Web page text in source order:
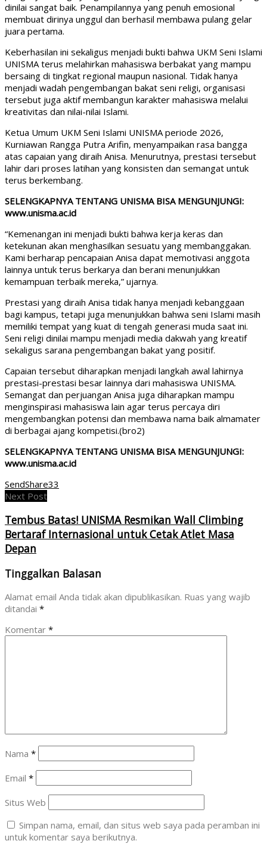
dinilai sangat baik. Penampilannya yang penuh emosional
membuat dirinya unggul dan berhasil membawa pulang gelar
juara pertama.
Keberhasilan ini sekaligus menjadi bukti bahwa UKM Seni Islami
UNISMA terus melahirkan mahasiswa berbakat yang mampu
bersaing di tingkat regional maupun nasional. Tidak hanya
menjadi wadah pengembangan bakat seni religi, organisasi
tersebut juga aktif membangun karakter mahasiswa melalui
kreativitas dan nilai-nilai Islami.
Ketua Umum UKM Seni Islami UNISMA periode 2026,
Kurniawan Rangga Putra Arifin, menyampaikan rasa bangga
atas capaian yang diraih Anisa. Menurutnya, prestasi tersebut
lahir dari proses latihan yang konsisten dan semangat untuk
terus berkembang.
SELENGKAPNYA TENTANG UNISMA BISA MENGUNJUNGI:
www.unisma.ac.id
“Kemenangan ini menjadi bukti bahwa kerja keras dan
ketekunan akan menghasilkan sesuatu yang membanggakan.
Kami berharap pencapaian Anisa dapat memotivasi anggota
lainnya untuk terus berkarya dan berani menunjukkan
kemampuan terbaik mereka,” ujarnya.
Prestasi yang diraih Anisa tidak hanya menjadi kebanggaan
bagi kampus, tetapi juga menunjukkan bahwa seni Islami masih
memiliki tempat yang kuat di tengah generasi muda saat ini.
Seni religi dinilai mampu menjadi media dakwah yang kreatif
sekaligus sarana pengembangan bakat yang positif.
Capaian tersebut diharapkan menjadi langkah awal lahirnya
prestasi-prestasi besar lainnya dari mahasiswa UNISMA.
Semangat dan perjuangan Anisa juga diharapkan mampu
menginspirasi mahasiswa lain agar terus percaya diri
mengembangkan potensi dan membawa nama baik almamater
di berbagai ajang kompetisi.(bro2)
SELENGKAPNYA TENTANG UNISMA BISA MENGUNJUNGI:
www.unisma.ac.id
SendShare33
Next Post
Tembus Batas! UNISMA Resmikan Wall Climbing
Bertaraf Internasional untuk Cetak Atlet Masa
Depan
Tinggalkan Balasan
Alamat email Anda tidak akan dipublikasikan. Ruas yang wajib
ditandai *
Komentar *
Nama *
Email *
Situs Web
Simpan nama, email, dan situs web saya pada peramban ini
untuk komentar saya berikutnya.